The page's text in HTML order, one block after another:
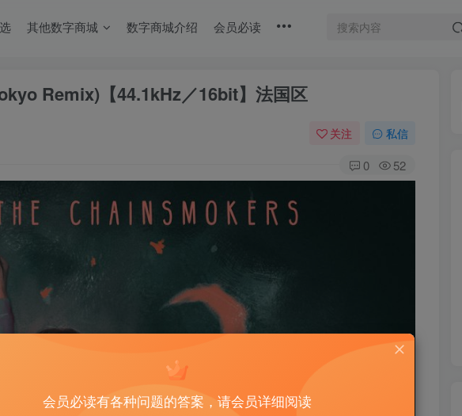
其他数字商城 数字商城介绍 会员必读
Remix)【44.1kHz／16bit】法国区
关注 私信
0 52
会员必读有各种问题的答案，请会员详细阅读